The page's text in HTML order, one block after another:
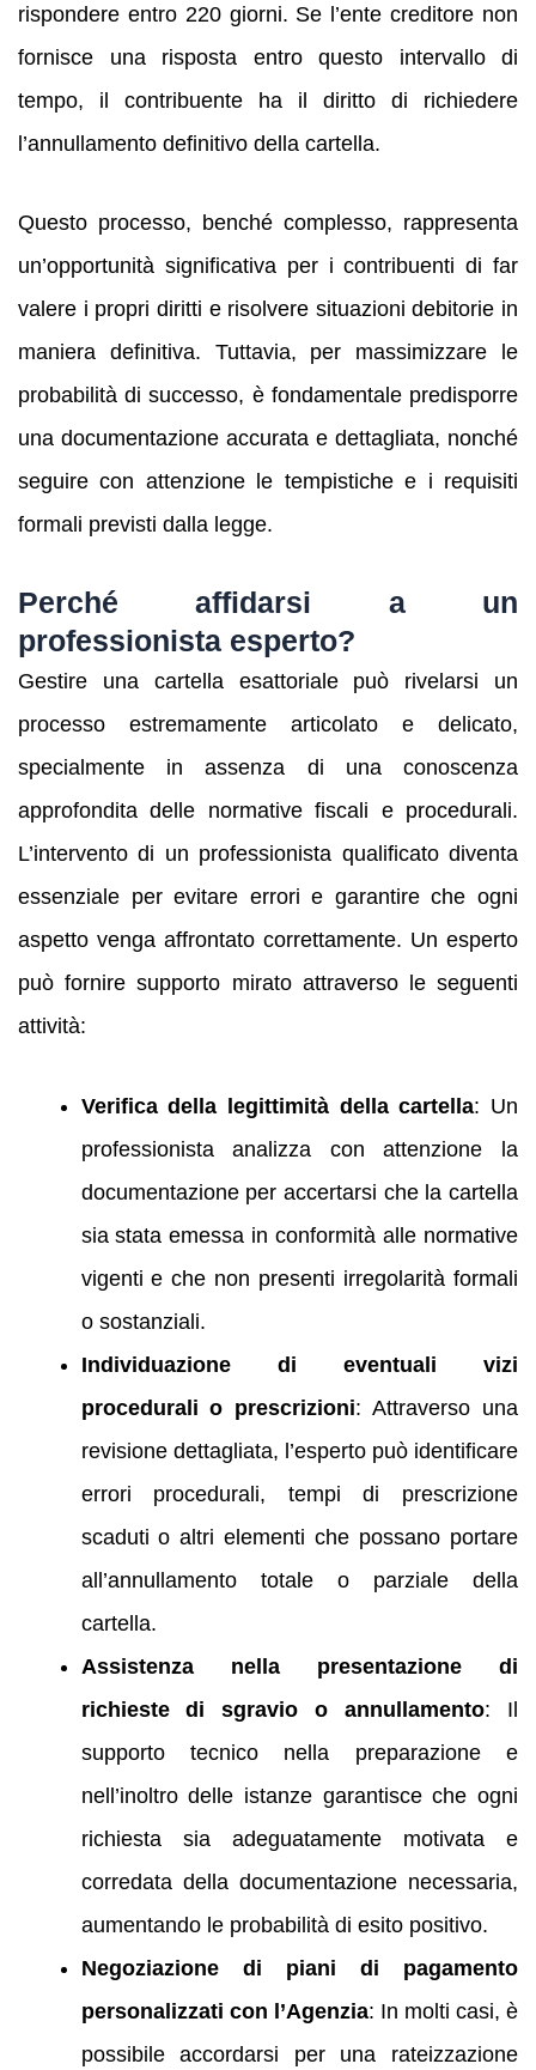
rispondere entro 220 giorni. Se l’ente creditore non
fornisce una risposta entro questo intervallo di
tempo, il contribuente ha il diritto di richiedere
l’annullamento definitivo della cartella.
Questo processo, benché complesso, rappresenta
un’opportunità significativa per i contribuenti di far
valere i propri diritti e risolvere situazioni debitorie in
maniera definitiva. Tuttavia, per massimizzare le
probabilità di successo, è fondamentale predisporre
una documentazione accurata e dettagliata, nonché
seguire con attenzione le tempistiche e i requisiti
formali previsti dalla legge.
Perché affidarsi a un
professionista esperto?
Gestire una cartella esattoriale può rivelarsi un
processo estremamente articolato e delicato,
specialmente in assenza di una conoscenza
approfondita delle normative fiscali e procedurali.
L’intervento di un professionista qualificato diventa
essenziale per evitare errori e garantire che ogni
aspetto venga affrontato correttamente. Un esperto
può fornire supporto mirato attraverso le seguenti
attività:
Verifica della legittimità della cartella: Un
professionista analizza con attenzione la
documentazione per accertarsi che la cartella
sia stata emessa in conformità alle normative
vigenti e che non presenti irregolarità formali
o sostanziali.
Individuazione di eventuali vizi
procedurali o prescrizioni: Attraverso una
revisione dettagliata, l’esperto può identificare
errori procedurali, tempi di prescrizione
scaduti o altri elementi che possano portare
all’annullamento totale o parziale della
cartella.
Assistenza nella presentazione di
richieste di sgravio o annullamento: Il
supporto tecnico nella preparazione e
nell’inoltro delle istanze garantisce che ogni
richiesta sia adeguatamente motivata e
corredata della documentazione necessaria,
aumentando le probabilità di esito positivo.
Negoziazione di piani di pagamento
personalizzati con l’Agenzia: In molti casi, è
possibile accordarsi per una rateizzazione